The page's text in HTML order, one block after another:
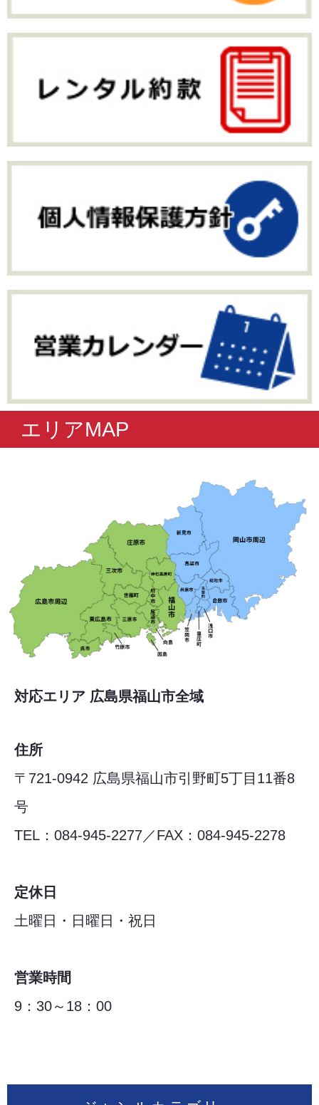
エリアMAP
対応エリア 広島県福山市全域
住所
〒721-0942 広島県福山市引野町5丁目11番8
号
TEL：084-945-2277／FAX：084-945-2278
定休日
土曜日・日曜日・祝日
営業時間
9：30～18：00